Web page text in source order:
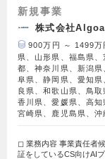
新規事業
株式会社
900万円 ～ 1499万
県、山形県、福島県
都、神奈川県、新潟
阜県、静岡県、愛知
良県、和歌山県、鳥
香川県、愛媛県、高知
宮崎県、鹿児島県、沖
◻︎ 業務内容 事業責任者
証をしているCS向けAI